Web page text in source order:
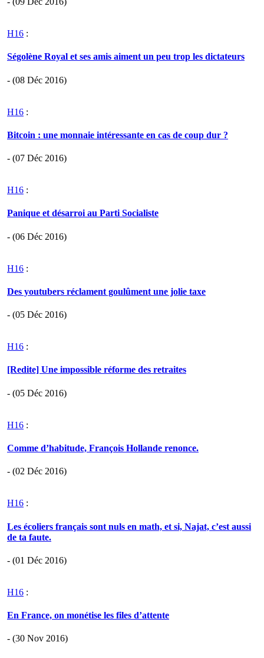
H16 :
Ségolène Royal et ses amis aiment un peu trop les dictateurs
- (08 Déc 2016)
H16 :
Bitcoin : une monnaie intéressante en cas de coup dur ?
- (07 Déc 2016)
H16 :
Panique et désarroi au Parti Socialiste
- (06 Déc 2016)
H16 :
Des youtubers réclament goulûment une jolie taxe
- (05 Déc 2016)
H16 :
[Redite] Une impossible réforme des retraites
- (05 Déc 2016)
H16 :
Comme d’habitude, François Hollande renonce.
- (02 Déc 2016)
H16 :
Les écoliers français sont nuls en math, et si, Najat, c’est aussi
de ta faute.
- (01 Déc 2016)
H16 :
En France, on monétise les files d’attente
- (30 Nov 2016)